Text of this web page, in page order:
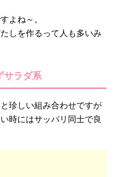
よね～。
しを作るって人も多いみ
サラダ系
珍しい組み合わせですが
時にはサッパリ同士で良